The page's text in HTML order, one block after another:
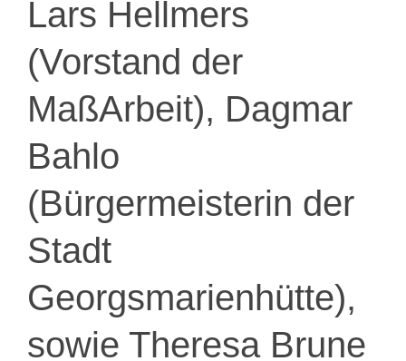
Lars Hellmers
(Vorstand der
MaßArbeit), Dagmar
Bahlo
(Bürgermeisterin der
Stadt
Georgsmarienhütte),
sowie Theresa Brune